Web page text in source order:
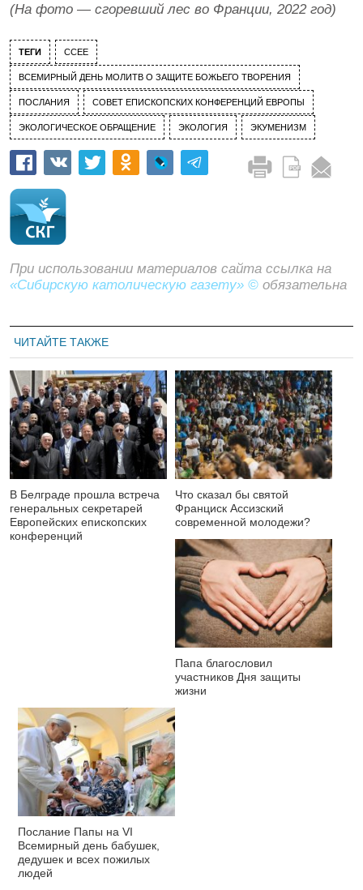
(На фото — сгоревший лес во Франции, 2022 год)
ТЕГИ CCEE
ВСЕМИРНЫЙ ДЕНЬ МОЛИТВ О ЗАЩИТЕ БОЖЬЕГО ТВОРЕНИЯ
ПОСЛАНИЯ СОВЕТ ЕПИСКОПСКИХ КОНФЕРЕНЦИЙ ЕВРОПЫ
ЭКОЛОГИЧЕСКОЕ ОБРАЩЕНИЕ ЭКОЛОГИЯ ЭКУМЕНИЗМ
При использовании материалов сайта ссылка на
«Сибирскую католическую газету» © обязательна
ЧИТАЙТЕ ТАКЖЕ
В Белграде прошла встреча
генеральных секретарей
Европейских епископских
конференций
Что сказал бы святой
Франциск Ассизский
современной молодежи?
Папа благословил
участников Дня защиты
жизни
Послание Папы на VI
Всемирный день бабушек,
дедушек и всех пожилых
людей